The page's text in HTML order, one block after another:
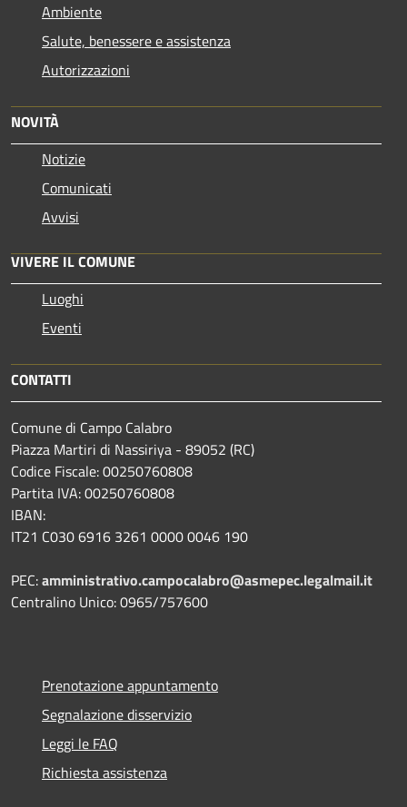
Ambiente
Salute, benessere e assistenza
Autorizzazioni
NOVITÀ
Notizie
Comunicati
Avvisi
VIVERE IL COMUNE
Luoghi
Eventi
CONTATTI
Comune di Campo Calabro
Piazza Martiri di Nassiriya - 89052 (RC)
Codice Fiscale: 00250760808
Partita IVA: 00250760808
IBAN:
IT21 C030 6916 3261 0000 0046 190
PEC:amministrativo.campocalabro@asmepec.legalmail.it
Centralino Unico: 0965/757600
Prenotazione appuntamento
Segnalazione disservizio
Leggi le FAQ
Richiesta assistenza